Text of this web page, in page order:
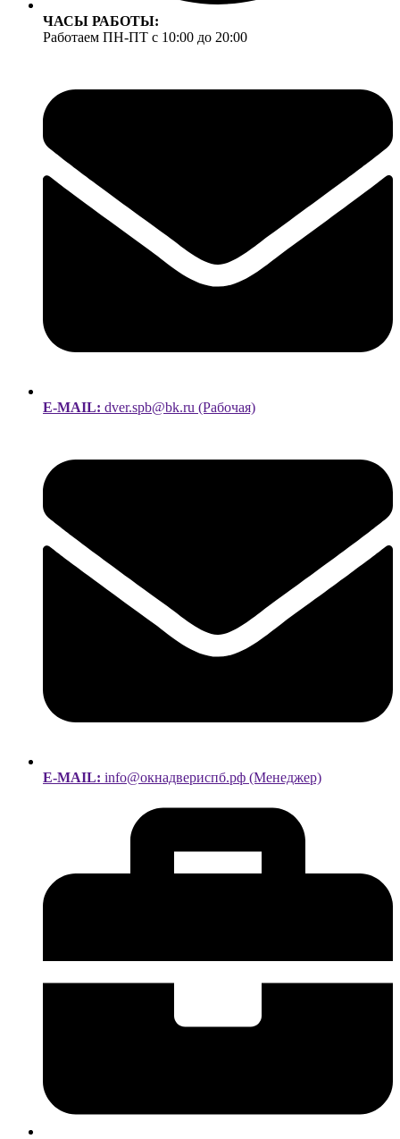
ЧАСЫ РАБОТЫ:
Работаем ПН-ПТ с 10:00 до 20:00
E-MAIL: dver.spb@bk.ru (Рабочая)
E-MAIL: info@окнадвериспб.рф (Менеджер)